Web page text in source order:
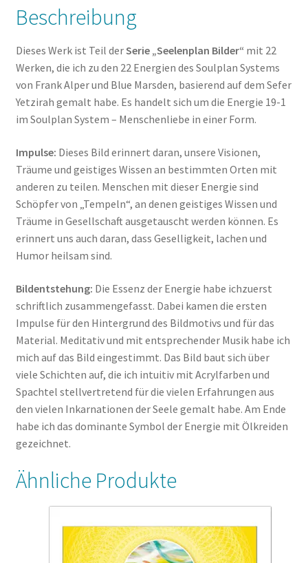
Beschreibung
Dieses Werk ist Teil derSerie „Seelenplan Bilder“ mit 22
Werken, die ich zu den 22 Energien des Soulplan Systems
von Frank Alper und Blue Marsden, basierend auf dem Sefer
Yetzirah gemalt habe. Es handelt sich um die Energie 19-1
im Soulplan System – Menschenliebe in einer Form.
Impulse: Dieses Bild erinnert daran, unsere Visionen,
Träume und geistiges Wissen an bestimmten Orten mit
anderen zu teilen. Menschen mit dieser Energie sind
Schöpfer von „Tempeln“, an denen geistiges Wissen und
Träume in Gesellschaft ausgetauscht werden können. Es
erinnert uns auch daran, dass Geselligkeit, lachen und
Humor heilsam sind.
Bildentstehung: Die Essenz der Energie habe ichzuerst
schriftlich zusammengefasst. Dabei kamen die ersten
Impulse für den Hintergrund des Bildmotivs und für das
Material. Meditativ und mit entsprechender Musik habe ich
mich auf das Bild eingestimmt. Das Bild baut sich über
viele Schichten auf, die ich intuitiv mit Acrylfarben und
Spachtel stellvertretend für die vielen Erfahrungen aus
den vielen Inkarnationen der Seele gemalt habe. Am Ende
habe ich das dominante Symbol der Energie mit Ölkreiden
gezeichnet.
Ähnliche Produkte